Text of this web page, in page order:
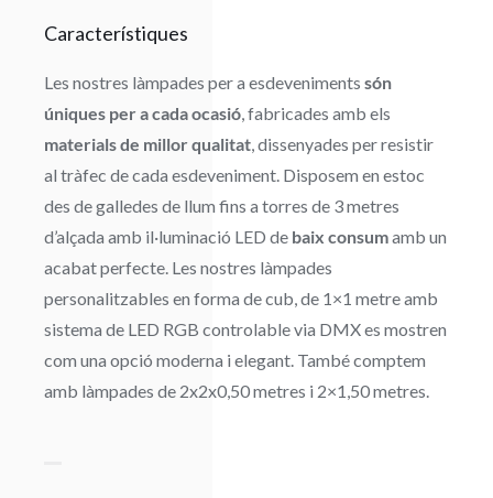
Característiques
Les nostres làmpades per a esdeveniments són
úniques per a cada ocasió, fabricades amb els
materials de millor qualitat, dissenyades per resistir
al tràfec de cada esdeveniment. Disposem en estoc
des de galledes de llum fins a torres de 3 metres
d’alçada amb il·luminació LED de baix consumamb un
acabat perfecte. Les nostres làmpades
personalitzables en forma de cub, de 1×1 metre amb
sistema de LED RGB controlable via DMX es mostren
com una opció moderna i elegant. També comptem
amb làmpades de 2x2x0,50 metres i 2×1,50 metres.